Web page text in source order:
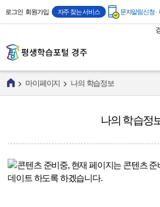
본문 바로가기
주메뉴 바로가
로그인 회원가입 자주 찾는 서비스 문자알림신청 ·
나의 학습정
마이페이지 나의 학습정보